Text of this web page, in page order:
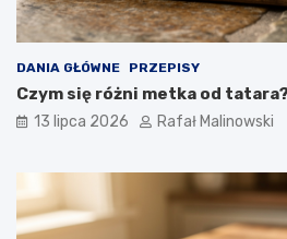
DANIA GŁÓWNE PRZEPISY
Czym się różni metka od
13 lipca 2026 Rafał Malinowski